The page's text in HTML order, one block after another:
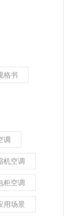
格书
调
机空调
柜空调
用场景